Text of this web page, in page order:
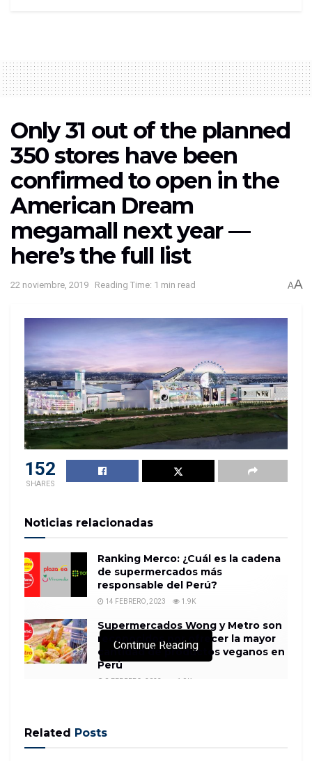
Only 31 out of the planned
350 stores have been
confirmed to open in the
American Dream
megamall next year —
here’s the full list
22 noviembre, 2019 Reading Time: 1 min read AA
152
SHARES
Noticias relacionadas
Ranking Merco: ¿Cuál es la cadena
de supermercados más
responsable del Perú?
14 FEBRERO, 2023 1.9K
Supermercados Wong y Metro son
reconocidos por ofrecer la mayor
cantidad de productos veganos en
Perú
8 FEBRERO, 2023 1.9K
Continue Reading
Related Posts